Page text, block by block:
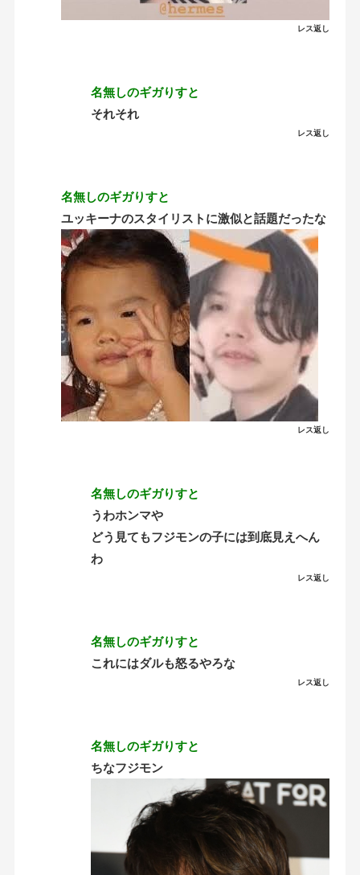
レス返し
名無しのギガりすと
それそれ
レス返し
名無しのギガりすと
ユッキーナのスタイリストに激似と話題だったな
レス返し
名無しのギガりすと
うわホンマや
どう見てもフジモンの子には到底見えへん
わ
レス返し
名無しのギガりすと
これにはダルも怒るやろな
レス返し
名無しのギガりすと
ちなフジモン